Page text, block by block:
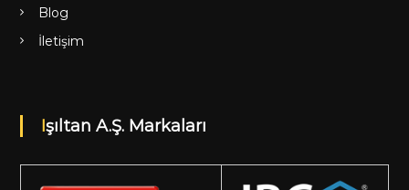
Blog
İletişim
Işıltan A.Ş. Markaları